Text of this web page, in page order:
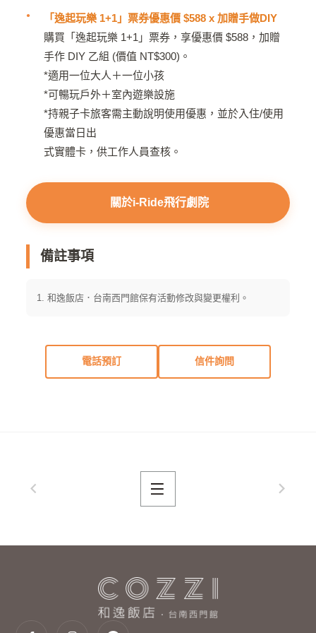
「逸起玩樂 1+1」票券優惠價 $588 x 加贈手做DIY
購買「逸起玩樂 1+1」票券，享優惠價 $588，加贈
手作 DIY 乙組 (價值 NT$300)。
*適用一位大人＋一位小孩
*可暢玩戶外＋室內遊樂設施
*持親子卡旅客需主動說明使用優惠，並於入住/使用
優惠當日出
式實體卡，供工作人員查核。
關於i-Ride飛行劇院
備註事項
1. 和逸飯店．台南西門館保有活動修改與變更權利。
電話預訂 信件詢問